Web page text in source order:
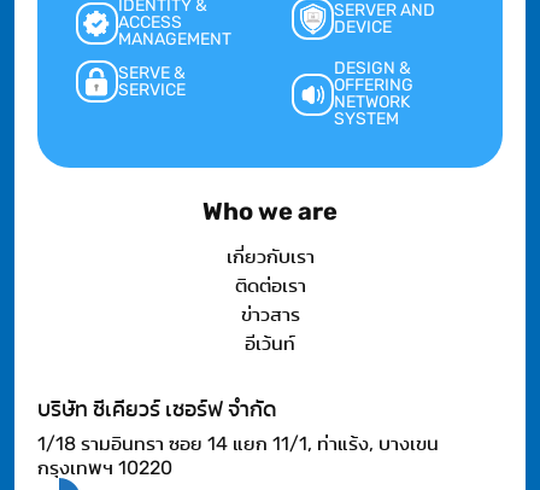
IDENTITY &
ACCESS
MANAGEMENT
SERVER AND
DEVICE
SERVE &
SERVICE
DESIGN &
OFFERING
NETWORK
SYSTEM
Who we are
เกี่ยวกับเรา
ติดต่อเรา
ข่าวสาร
อีเว้นท์
บริษัท ซีเคียวร์ เซอร์ฟ จำกัด
1/18 รามอินทรา ซอย 14 แยก 11/1, ท่าแร้ง, บางเขน
กรุงเทพฯ 10220